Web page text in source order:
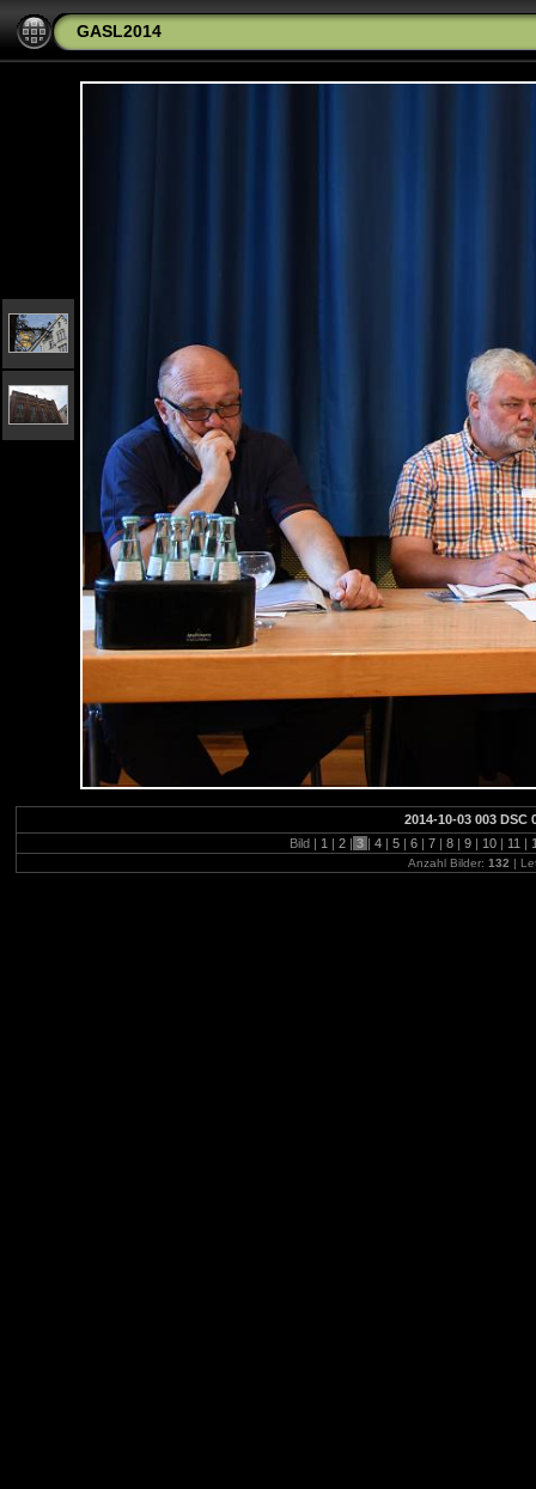
GASL2014
2014-10-03 003 DSC
Bild | 1 | 2 | 3 | 4 | 5 | 6 | 7 | 8 | 9 | 10 | 11 |
Anzahl Bilder:132 |